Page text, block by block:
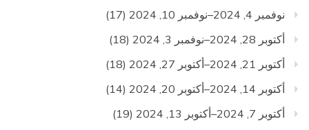
نوفمبر 4, 2024–نوفمبر 10, 2024
(17)
أكتوبر 28, 2024–نوفمبر 3, 2024
(18)
أكتوبر 21, 2024–أكتوبر 27, 2024
(18)
أكتوبر 14, 2024–أكتوبر 20, 2024
(14)
أكتوبر 7, 2024–أكتوبر 13, 2024
(19)